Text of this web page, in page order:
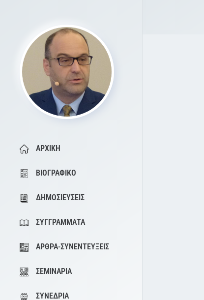
ΑΡΧΙΚΉ
ΒΙΟΓΡΑΦΙΚΌ
ΔΗΜΟΣΙΕΎΣΕΙΣ
ΣΥΓΓΡΆΜΜΑΤΑ
ΆΡΘΡΑ-ΣΥΝΕΝΤΕΎΞΕΙΣ
ΣΕΜΙΝΆΡΙΑ
ΣΥΝΈΔΡΙΑ